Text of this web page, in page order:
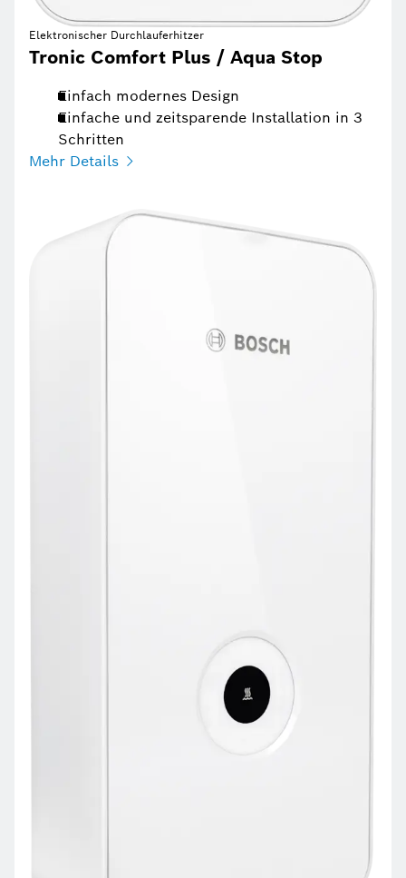
Elektronischer Durchlauferhitzer
Tronic Comfort Plus / Aqua Stop
Einfach modernes Design
Einfache und zeitsparende Installation in 3
Schritten
Mehr Details